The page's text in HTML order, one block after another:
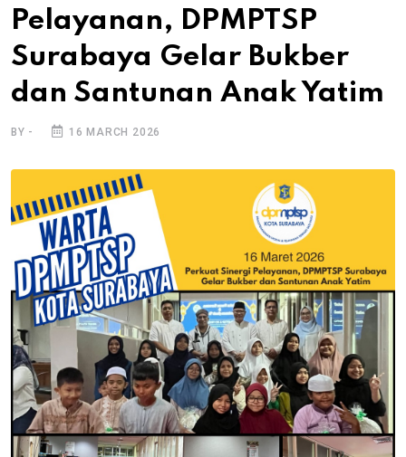
Pelayanan, DPMPTSP
Surabaya Gelar Bukber
dan Santunan Anak Yatim
BY - 16 MARCH 2026